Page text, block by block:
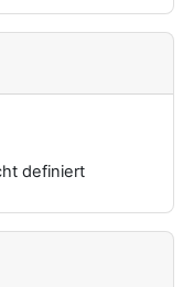
definiert